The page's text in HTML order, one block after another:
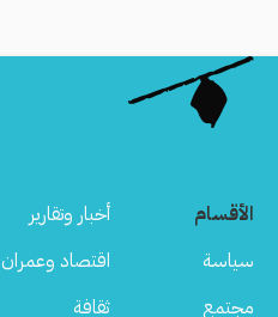
الأقسام
أخبار وتقارير
سياسة
اقتصاد وعمران
مجتمع
ثقافة